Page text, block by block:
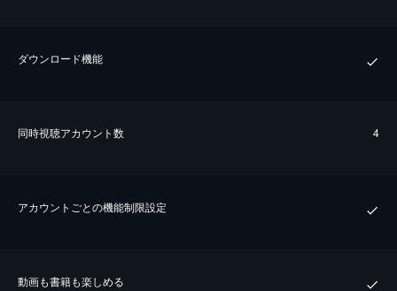
ダウンロード機能
同時視聴アカウント数 4
アカウントごとの機能制限設定
動画も書籍も楽しめる